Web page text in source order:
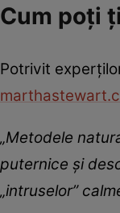
Cum poți
Potrivit
„Metodele
puternice și
„intruselor”